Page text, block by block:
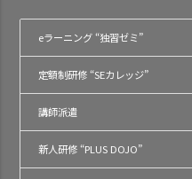
eラーニング “独習ゼミ”
定額制研修 “SEカレッジ”
講師派遣
新人研修 “PLUS DOJO”